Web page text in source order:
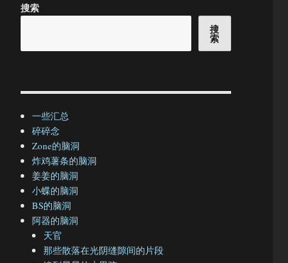
搜索
搜
索
一些汇总
碎碎念
Zone的脑洞
炸鸡薯条的脑洞
姜姜的脑洞
小蝶的脑洞
BS的脑洞
阿器的脑洞
天官
那些散落在光阴缝隙间的片段